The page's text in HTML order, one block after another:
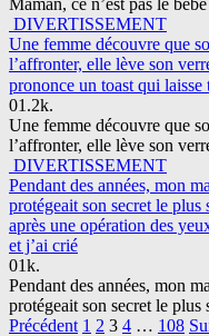
DIVERTISSEMENT
Une femme découvre que
l’affronter, elle lève son
prononce un toast qui
01.2k.
Une femme découvre que
l’affronter, elle lève son
DIVERTISSEMENT
Pendant des années, mon
protégeait son secret le plus
après une opération des
et j’ai crié
01k.
Pendant des années, mon
protégeait son secret le plus
Pagination
Précédent 1 2 3 4 … 108